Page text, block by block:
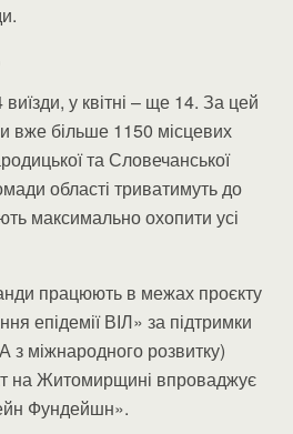
у квітні – ще 14. За цей
вже більше 1150 місцевих
та Словечанської
області триватимуть до
максимально охопити усі
працюють в межах проєкту
епідемії ВІЛ» за підтримки
міжнародного розвитку)
на Житомирщині впроваджує
Фундейшн».